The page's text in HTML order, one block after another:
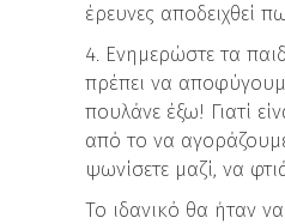
έρευνες αποδειχθεί
4. Ενημερώστε τα
πρέπει να
πουλάνε έξω! Γιατί
από το να
ψωνίσετε μαζί, να
Το ιδανικό θα ήταν